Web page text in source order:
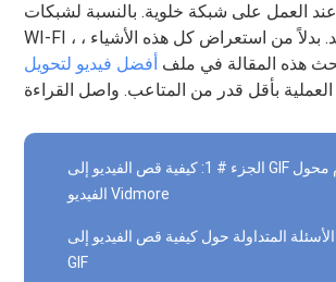
العمل على شبكة خلوية. بالنسبة لشبكات
WI-FI ، فإن التقييد لا يصمد. بدلاً من استعراض كل هذه الأشياء ،
هذه المقالة في ملف
الجزء # 1: كيفية قص الفيديو إلى GIF باستخدام محول
الفيديو Vidmore
# 2: الأسئلة المتداولة حول كيفية قص الفيديو إلى
GIF